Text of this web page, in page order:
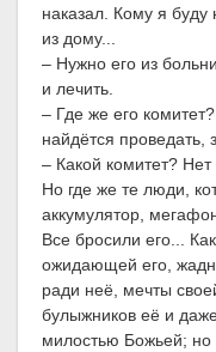
наказал. Кому я
из дому...
– Нужно его из
и лечить.
– Где же его
найдётся проведать,
– Какой комитет? Нет
Но где же те люди,
аккумулятор,
Все бросили его...
ожидающей его,
ради неё, мечты
булыжников её и
милостью Божьей; но